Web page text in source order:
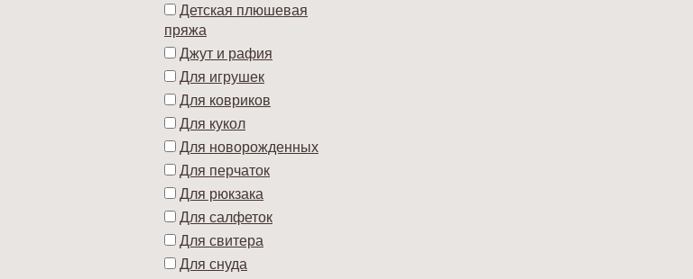
Детская плюшевая
пряжа
Джут и рафия
Для игрушек
Для ковриков
Для кукол
Для новорожденных
Для перчаток
Для рюкзака
Для салфеток
Для свитера
Для снуда